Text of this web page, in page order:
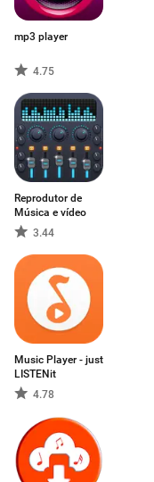
mp3 player
4.75
Reprodutor de
Música e vídeo
3.44
Music Player - just
LISTENit
4.78